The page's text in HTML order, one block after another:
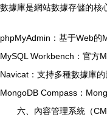
數據庫是網站數據存儲的核
phpMyAdmin：基于Web的
MySQL Workbench：官方
Navicat：支持多種數據庫的
MongoDB Compass：
六、內容管理系統（